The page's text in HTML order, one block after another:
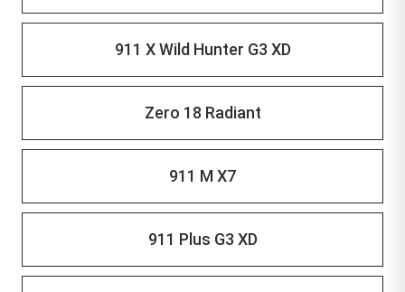
911 X Wild Hunter G3 XD
Zero 18 Radiant
911 M X7
911 Plus G3 XD